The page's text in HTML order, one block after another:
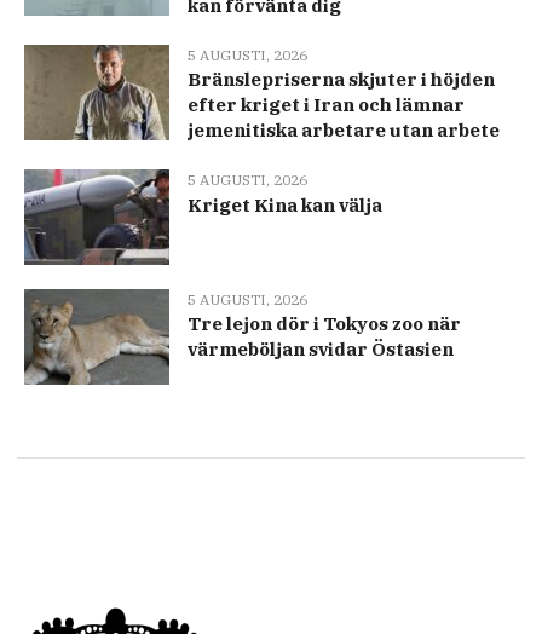
kan förvänta dig
5 AUGUSTI, 2026
Bränslepriserna skjuter i höjden
efter kriget i Iran och lämnar
jemenitiska arbetare utan arbete
5 AUGUSTI, 2026
Kriget Kina kan välja
5 AUGUSTI, 2026
Tre lejon dör i Tokyos zoo när
värmeböljan svidar Östasien